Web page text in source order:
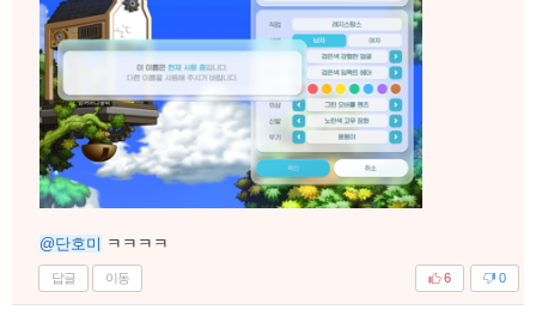
@단호미 ㅋㅋㅋㅋ
답글 이동 0
6